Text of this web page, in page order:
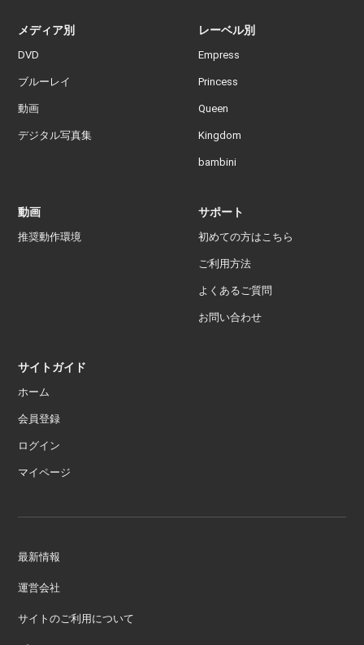
メディア別
DVD
ブルーレイ
動画
デジタル写真集
レーベル別
Empress
Princess
Queen
Kingdom
bambini
動画
推奨動作環境
サポート
初めての方はこちら
ご利用方法
よくあるご質問
お問い合わせ
サイトガイド
ホーム
会員登録
ログイン
マイページ
最新情報
運営会社
サイトのご利用について